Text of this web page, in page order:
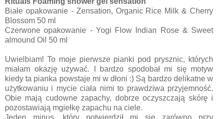
Białe opakowanie - Zensation, Organic Rice Milk & Cherry
Blossom 50 ml
Czerwone opakowanie - Yogi Flow Indian Rose & Sweet
almound Oil 50 ml
Uwielbiam! To moje pierwsze pianki pod prysznic, których
miałam okazję używać. I bardzo spodobał mi się motyw
kiedy ta pianka powstaje mi w dłoni :) Są bardzo delikatne w
użytkowaniu i mycie ciała nimi to prawdziwa przyjemność.
Obie mają cudowne zapachy, dobrze oczyszczają skórę i
pozostawiają mgiełkę zapachu na ciele.
Jeden minus, który potwierdził mi się zarówno przy